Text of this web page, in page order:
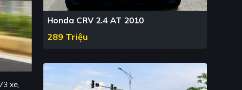
xe,
Honda CRV 2.4 AT 2010
289 Triệu